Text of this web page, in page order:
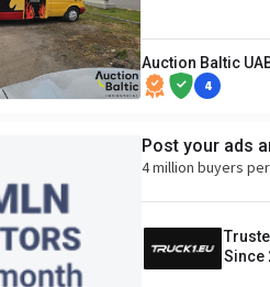
Auction Baltic
4
Post your ads
4 million buyers
Since